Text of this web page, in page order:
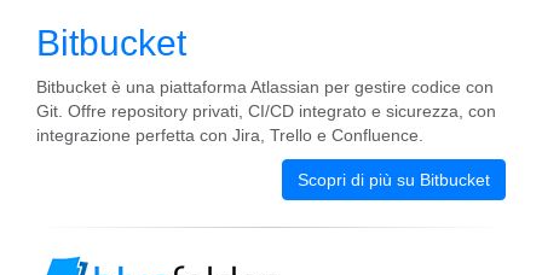
Bitbucket
Bitbucket è una piattaforma Atlassian per gestire codice con
Git. Offre repository privati, CI/CD integrato e sicurezza, con
integrazione perfetta con Jira, Trello e Confluence.
Scopri di più su Bitbucket